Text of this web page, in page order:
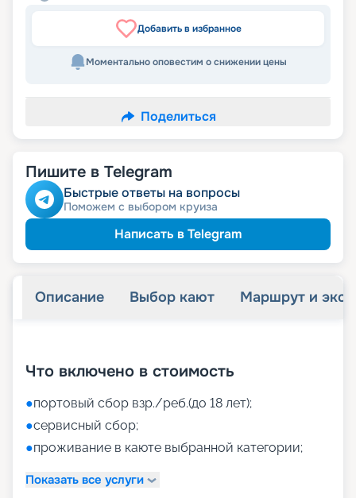
Добавить в избранное
Моментально оповестим о снижении цены
Поделиться
Пишите в Telegram
Быстрые ответы на вопросы
Поможем с выбором круиза
Написать в Telegram
Описание Выбор кают Маршрут и
Что включено в стоимость
●портовый сбор взр./реб.(до 18 лет);
●сервисный сбор;
●проживание в каюте выбранной категории;
Показать все услуги